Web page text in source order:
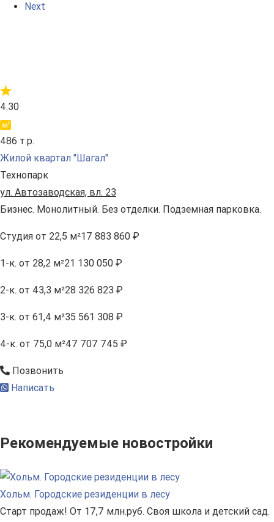
Next
4.30
486 т.р.
Жилой квартал "Шагал"
Технопарк
ул. Автозаводская, вл. 23
Бизнес. Монолитный. Без отделки. Подземная парковка.
Студия от 22,5 м²17 883 860 ₽
1-к. от 28,2 м²21 130 050 ₽
2-к. от 43,3 м²28 326 823 ₽
3-к. от 61,4 м²35 561 308 ₽
4-к. от 75,0 м²47 707 745 ₽
Позвонить
Написать
Рекомендуемые новостройки
Хольм. Городские резиденции в лесу
Старт продаж! От 17,7 млн.руб. Своя школа и детский сад.